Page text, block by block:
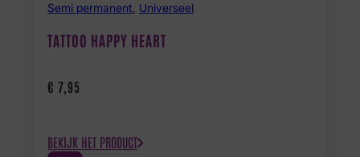
Semi permanent Universeel
TATTOO HAPPY HEART
€ 7,95
BEKIJK HET PRODUCT